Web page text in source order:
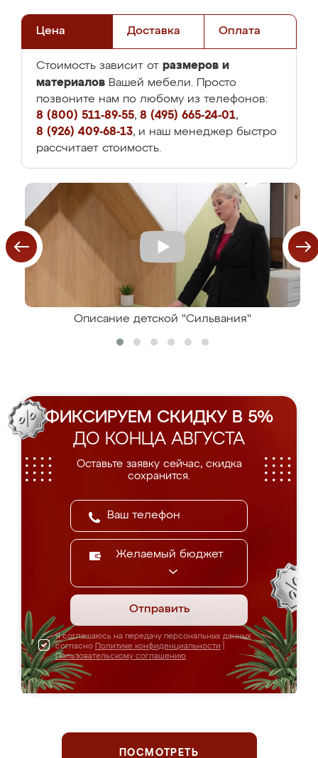
Цена Доставка Оплата
Стоимость зависит от размеров и
материалов Вашей мебели. Просто
позвоните нам по любому из телефонов:
8 (800) 511-89-55, 8 (495) 665-24-01,
8 (926) 409-68-13, и наш менеджер быстро
рассчитает стоимость.
Описание детской "Сильвания"
ФИКСИРУЕМ СКИДКУ В 5%
ДО КОНЦА АВГУСТА
Оставьте заявку сейчас, скидка
сохранится.
Желаемый бюджет
Отправить
Я соглашаюсь на передачу персональных данных
согласно Политике конфиденциальности
Пользовательскому соглашению
ПОСМОТРЕТЬ